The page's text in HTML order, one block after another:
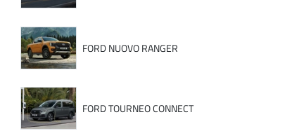
FORD NUOVO RANGER
FORD TOURNEO CONNECT